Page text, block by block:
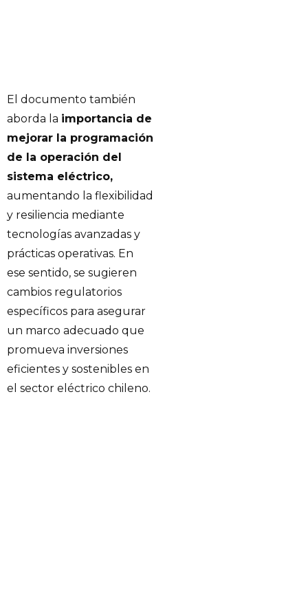
El documento también
aborda la importancia de
mejorar la programación
de la operación del
sistema eléctrico,
aumentando la flexibilidad
y resiliencia mediante
tecnologías avanzadas y
prácticas operativas. En
ese sentido, se sugieren
cambios regulatorios
específicos para asegurar
un marco adecuado que
promueva inversiones
eficientes y sostenibles en
el sector eléctrico chileno.